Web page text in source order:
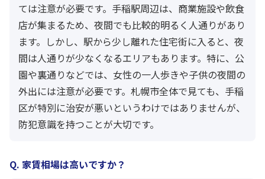
ては注意が必要です。手稲駅周辺は、商業施設や飲食
店が集まるため、夜間でも比較的明るく人通りがあり
ます。しかし、駅から少し離れた住宅街に入ると、夜
間は人通りが少なくなるエリアもあります。特に、公
園や裏通りなどでは、女性の一人歩きや子供の夜間の
外出には注意が必要です。札幌市全体で見ても、手稲
区が特別に治安が悪いというわけではありませんが、
防犯意識を持つことが大切です。
Q. 家賃相場は高いですか？